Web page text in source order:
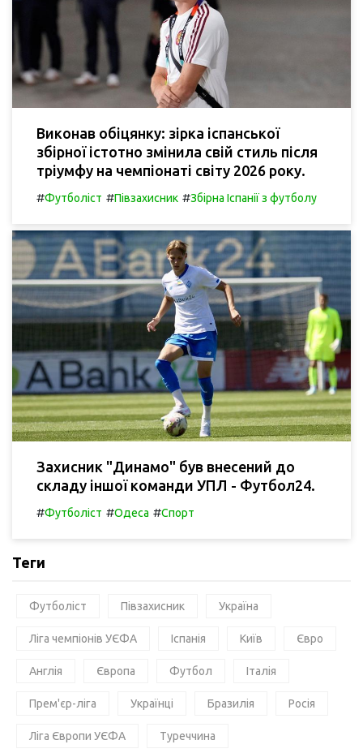
Виконав обіцянку: зірка іспанської
збірної істотно змінила свій стиль після
тріумфу на чемпіонаті світу 2026 року.
#Футболіст #Півзахисник #Збірна Іспанії з футболу
Захисник "Динамо" був внесений до
складу іншої команди УПЛ - Футбол24.
#Футболіст #Одеса #Спорт
Теги
Футболіст Півзахисник Україна
Ліга чемпіонів УЄФА Іспанія Київ Євро
Англія Європа Футбол Італія
Прем'єр-ліга Українці Бразилія Росія
Ліга Європи УЄФА Туреччина